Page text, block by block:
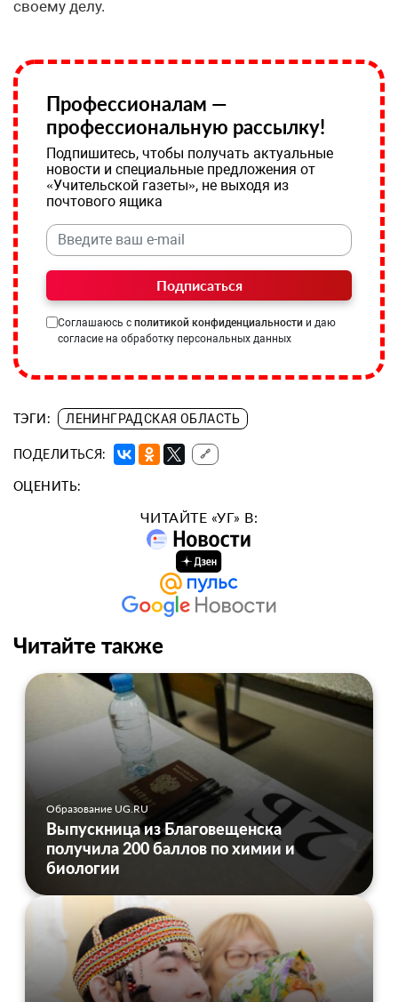
своему делу.
Профессионалам —
профессиональную рассылку!
Подпишитесь, чтобы получать актуальные
новости и специальные предложения от
«Учительской газеты», не выходя из
почтового ящика
Подписаться
Соглашаюсь с политикой конфиденциальности и даю
согласие на обработку персональных данных
ТЭГИ: ЛЕНИНГРАДСКАЯ ОБЛАСТЬ
ПОДЕЛИТЬСЯ: 🔗
ОЦЕНИТЬ:
ЧИТАЙТЕ «УГ» В:
Читайте также
Образование UG.RU
Выпускница из Благовещенска
получила 200 баллов по химии и
биологии